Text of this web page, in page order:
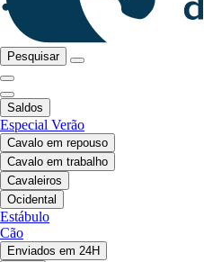
Pesquisar
Saldos
Especial Verão
Cavalo em repouso
Cavalo em trabalho
Cavaleiros
Ocidental
Estábulo
Cão
Enviados em 24H